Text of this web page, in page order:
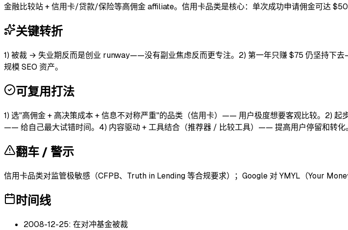
金融比较站 + 信用卡/贷款/保险等高佣金 affiliate。信用卡品类是核心：单次成功申请佣金可达
关键转折
1) 被裁 → 失业期反而是创业 runway——没有副业焦虑反而更专注。2) 第一年只赚 $75 仍坚持
规模 SEO 资产。
可复用打法
1) 选"高佣金 + 高决策成本 + 信息不对称严重"的品类（信用卡）—— 用户极度想要客观比较。2)
—— 给自己最大试错时间。4) 内容驱动 + 工具结合（推荐器 / 比较工具）—— 提高用户停留和转化
翻车 / 警示
信用卡品类对监管极敏感（CFPB、Truth in Lending 等合规要求）；Google 对 YMYL（Your
时间线
2008-12-25: 在对冲基金被裁